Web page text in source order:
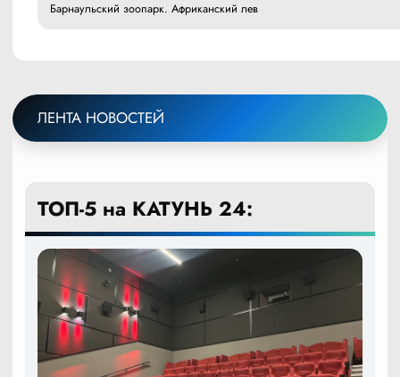
Барнаульский зоопарк. Африканский лев
ЛЕНТА НОВОСТЕЙ
ТОП-5 на КАТУНЬ 24: